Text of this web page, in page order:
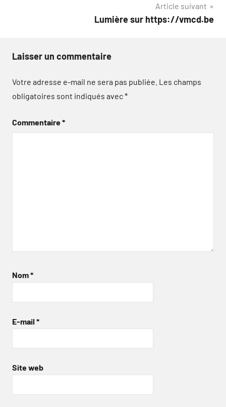
Article suivant
Lumière sur https://vmcd.be
Laisser un commentaire
Votre adresse e-mail ne sera pas publiée. Les champs
obligatoires sont indiqués avec*
Commentaire*
Nom*
E-mail *
Site web